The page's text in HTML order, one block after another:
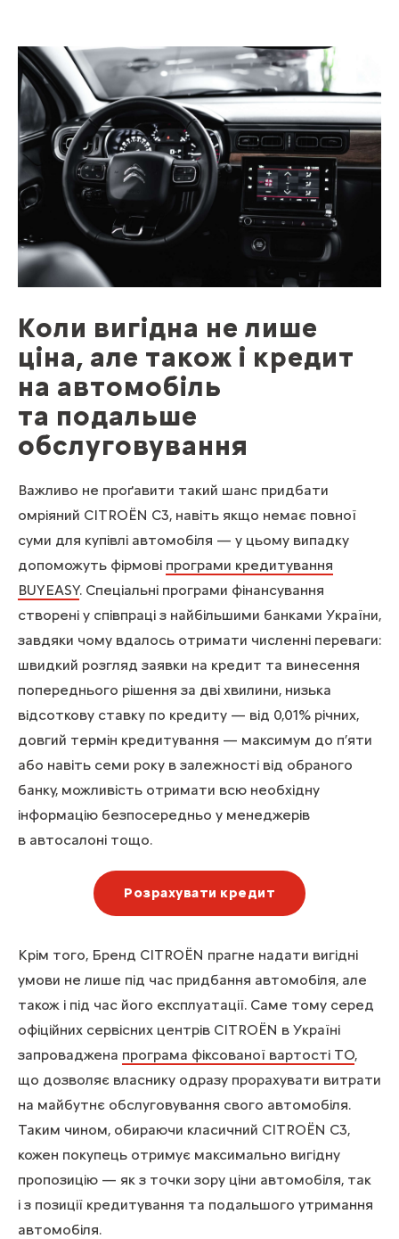
Коли вигідна не лише
ціна, але також і кредит
на автомобіль
та подальше
обслуговування
Важливо не проґавити такий шанс придбати
омріяний CITROЁN С3, навіть якщо немає повної
суми для купівлі автомобіля — у цьому випадку
допоможуть фірмові програми кредитування
BUYEASY. Спеціальні програми фінансування
створені у співпраці з найбільшими банками України,
завдяки чому вдалось отримати численні переваги:
швидкий розгляд заявки на кредит та винесення
попереднього рішення за дві хвилини, низька
відсоткову ставку по кредиту — від 0,01% річних,
довгий термін кредитування — максимум до п’яти
або навіть семи року в залежності від обраного
банку, можливість отримати всю необхідну
інформацію безпосередньо у менеджерів
в автосалоні тощо.
Розрахувати кредит
Крім того, Бренд CITROЁN прагне надати вигідні
умови не лише під час придбання автомобіля, але
також і під час його експлуатації. Саме тому серед
офіційних сервісних центрів CITROЁN в Україні
запроваджена програма фіксованої вартості ТО,
що дозволяє власнику одразу прорахувати витрати
на майбутнє обслуговування свого автомобіля.
Таким чином, обираючи класичний CITROЁN С3,
кожен покупець отримує максимально вигідну
пропозицію — як з точки зору ціни автомобіля, так
і з позиції кредитування та подальшого утримання
автомобіля.